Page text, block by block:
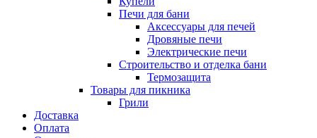
Печи для бани
Аксессуары для печей
Дровяные печи
Электрические печи
Строительство и отделка бани
Термозащита
Товары для пикника
Грили
Доставка
Оплата